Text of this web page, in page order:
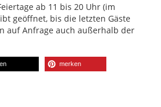
ab 11 bis 20 Uhr (im
geöffnet, bis die letzten Gäste
auf Anfrage auch außerhalb der
merken